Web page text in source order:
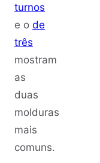
turnos
e o de
três
mostram
as
duas
molduras
mais
comuns.